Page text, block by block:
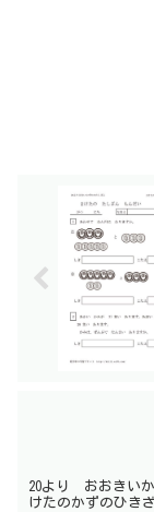
20より おおきい
けたのかずのひきざ